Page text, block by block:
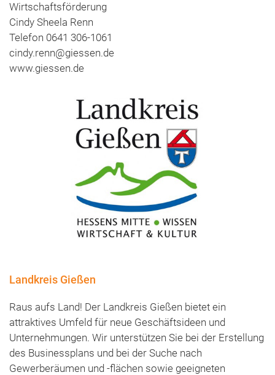
Wirtschaftsförderung
Cindy Sheela Renn
Telefon 0641 306-1061
cindy.renn@giessen.de
www.giessen.de
Landkreis Gießen
Raus aufs Land! Der Landkreis Gießen bietet ein
attraktives Umfeld für neue Geschäftsideen und
Unternehmungen. Wir unterstützen Sie bei der Erstellung
des Businessplans und bei der Suche nach
Gewerberäumen und -flächen sowie geeigneten